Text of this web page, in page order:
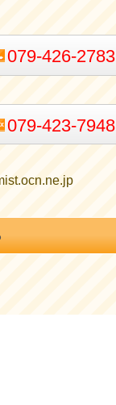
079-426-2783
079-423-7948